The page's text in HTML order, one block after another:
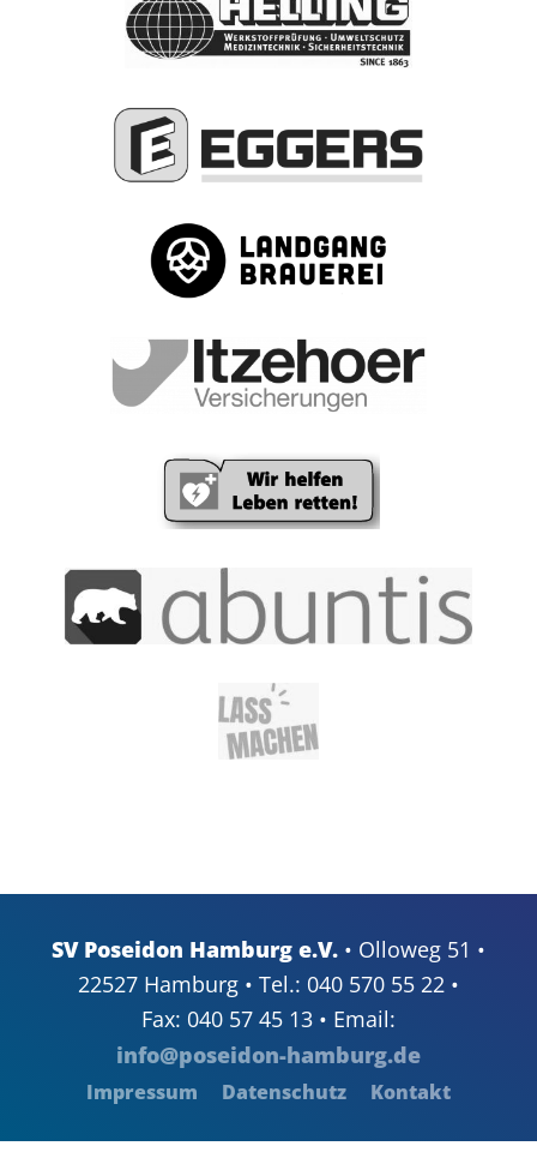
SV Poseidon Hamburg e.V. • Olloweg 51 •
22527 Hamburg • Tel.: 040 570 55 22 •
Fax: 040 57 45 13 • Email:
info@poseidon-hamburg.de
Impressum Datenschutz Kontakt